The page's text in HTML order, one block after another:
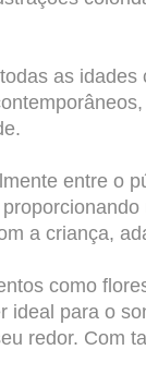
as
entre o
a criança,
como
para o
redor. Com